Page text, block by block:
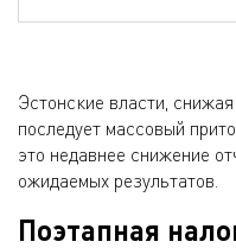
Эстонские власти,
последует массовый
это недавнее снижение
ожидаемых результатов.
Поэтапная